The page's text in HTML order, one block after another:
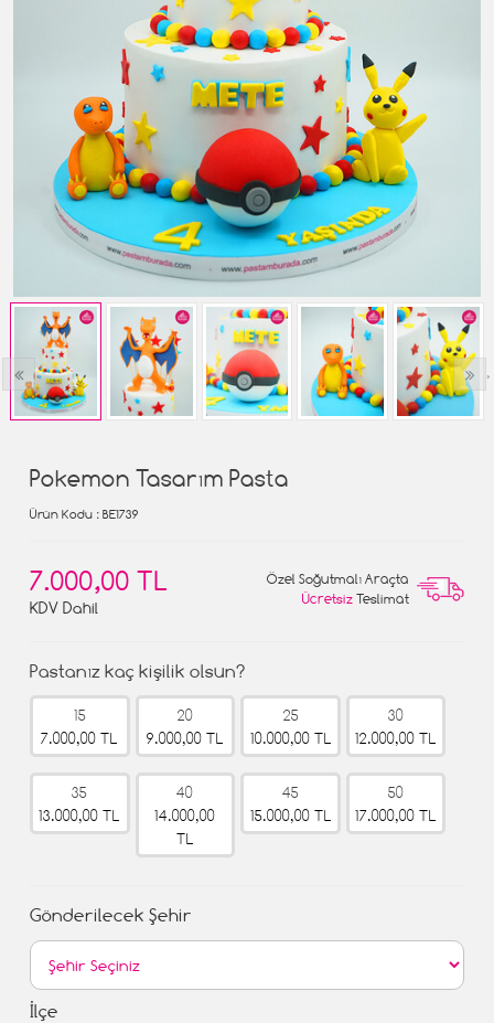
‹ ›
Pokemon Tasarım Pasta
Ürün Kodu : BE1739
7.000,00 TL
KDV Dahil
Özel Soğutmalı Araçta
Ücretsiz Teslimat
Pastanız kaç kişilik olsun?
15
7.000,00 TL
20
9.000,00 TL
25
10.000,00 TL
30
12.000,00 TL
35
13.000,00 TL
40
14.000,00
TL
45
15.000,00 TL
50
17.000,00 TL
Gönderilecek Şehir
İlçe